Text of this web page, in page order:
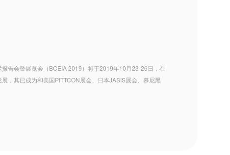
告会暨展览会（BCEIA 2019）将于2019年10月23-26日，在
，其已成为和美国PITTCON展会、日本JASIS展会、慕尼黑